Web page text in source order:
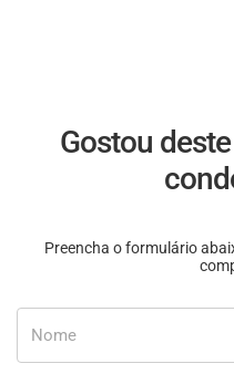
Gostou
Preencha o formulário